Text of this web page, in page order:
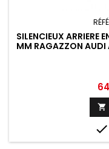
SILENCIEUX ARRIERE
MM RAGAZZON

